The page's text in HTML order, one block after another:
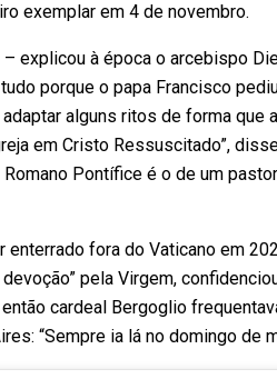
exemplar em 4 de novembro.
explicou à época o arcebispo
porque o papa Francisco
alguns ritos de forma que
em Cristo Ressuscitado”,
Pontífice é o de um
fora do Vaticano em
pela Virgem,
cardeal Bergoglio
“Sempre ia lá no domingo de